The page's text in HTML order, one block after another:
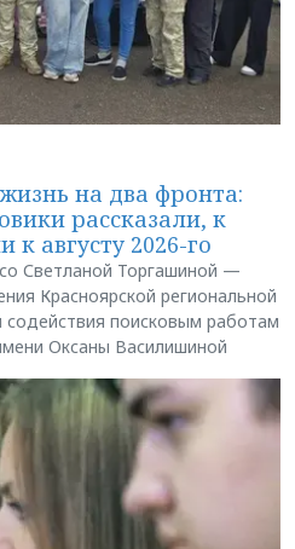
на два фронта:
рассказали, к
августу 2026-го
Светланой Торгашиной —
Красноярской региональной
поисковым работам
Оксаны Василишиной